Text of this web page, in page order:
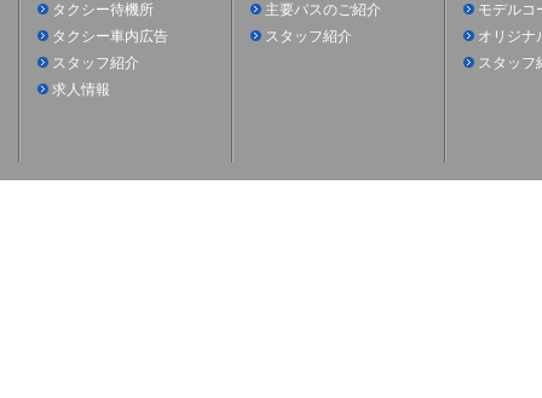
タクシー待機所
タクシー車内広告
スタッフ紹介
求人情報
主要バスのご紹介
スタッフ紹介
モデルコ
オリジナ
スタッフ